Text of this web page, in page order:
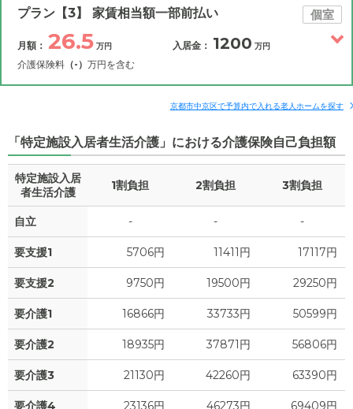
補足情報
月額費用 36.5
9.9 万円
食費 ? 7.7
水道・光熱費 0 万円
0
その他 0 万円
介護保険料 - 万円
プラン【3】 家賃相当額一部前払い 個室
月額： 26.5 万円
介護保険料 （-） 万円を含む
入居金： 1200 万円
補足情報
月額費用 ? 26.5 万円
家賃 8.9
食費 ? 7.7 万円
水道・光熱費 0
上乗せ介護費 ? 0 万円
その他 0 万円
京都市中京区で予算内で入れる老人ホームを探す
「特定施設入居者生活介護」における介護保険自己負担額
特定施設入居
者生活介護
1割負担 2割負担 3割負担
自立 - - -
要支援1 5706円 11411円 17117円
要支援2 9750円 19500円 29250円
要介護1 16866円 33733円 50599円
要介護2 18935円 37871円 56806円
要介護3 21130円 42260円 63390円
要介護4 23136円 46273円 69409円